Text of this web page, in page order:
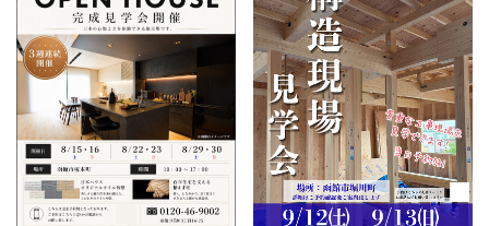
木材調達指針
グループ会社紹介
CMギャラリー
採用情報